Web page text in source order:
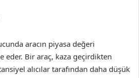
aracın piyasa değeri
eder. Bir araç, kaza geçirdikten
alıcılar tarafından daha düşük